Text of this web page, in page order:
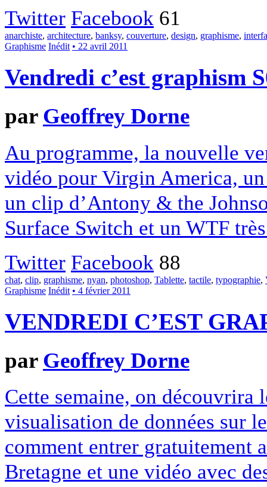
Twitter Facebook 61
anarchiste, architecture, banksy, couverture, design, graphisme,
Graphisme Inédit • 22 avril 2011
Vendredi c’est graphism
par Geoffrey Dorne
Au programme, la nouvelle
vidéo pour Virgin America,
un clip d’Antony & the
Surface Switch et un WTF
Twitter Facebook 88
chat, clip, graphisme, nyan, photoshop, Tablette, tactile, typographie,
Graphisme Inédit • 4 février 2011
VENDREDI C’EST
par Geoffrey Dorne
Cette semaine, on découvrira
visualisation de données sur
comment entrer gratuitement
Bretagne et une vidéo avec